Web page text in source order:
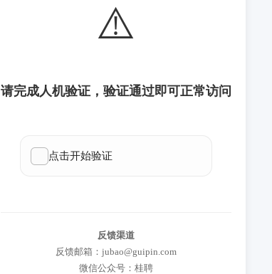
⚠️
请完成人机验证，验证通过即可正常访问
反馈渠道
反馈邮箱：jubao@guipin.com
微信公众号：桂聘